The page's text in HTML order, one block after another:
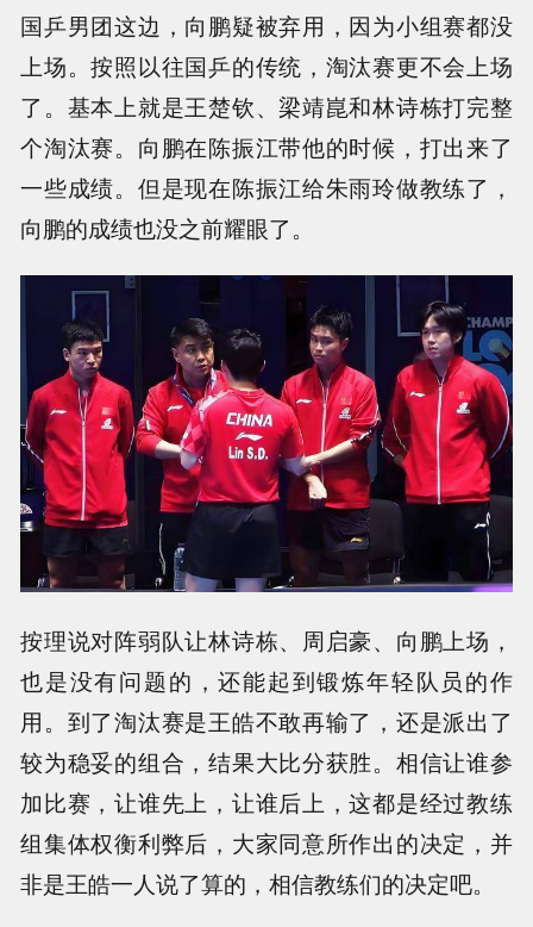
国乒男团这边，向鹏疑被弃用，因为小组赛都没
上场。按照以往国乒的传统，淘汰赛更不会上场
了。基本上就是王楚钦、梁靖崑和林诗栋打完整
个淘汰赛。向鹏在陈振江带他的时候，打出来了
一些成绩。但是现在陈振江给朱雨玲做教练了，
向鹏的成绩也没之前耀眼了。
按理说对阵弱队让林诗栋、周启豪、向鹏上场，
也是没有问题的，还能起到锻炼年轻队员的作
用。到了淘汰赛是王皓不敢再输了，还是派出了
较为稳妥的组合，结果大比分获胜。相信让谁参
加比赛，让谁先上，让谁后上，这都是经过教练
组集体权衡利弊后，大家同意所作出的决定，并
非是王皓一人说了算的，相信教练们的决定吧。